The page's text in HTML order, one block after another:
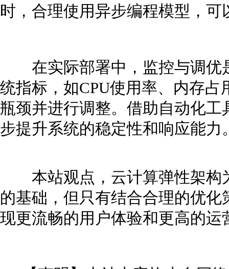
时，合理使用异步编程模型，
在实际部署中，监控与调优
统指标，如CPU使用率、内存
瓶颈并进行调整。借助自动化
步提升系统的稳定性和响应能力
本站观点，云计算弹性架构
的基础，但只有结合合理的优
现更流畅的用户体验和更高的运